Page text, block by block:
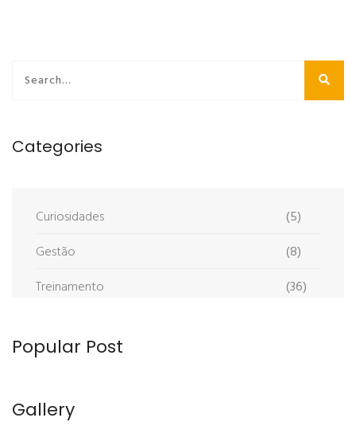
Categories
Curiosidades
(5)
Gestão
(8)
Treinamento
(36)
Popular Post
Gallery